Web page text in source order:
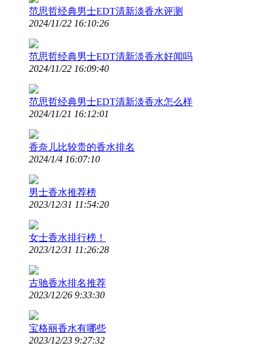
范思哲经典男士EDT清新淡香水评测
2024/11/22 16:10:26
范思哲经典男士EDT清新淡香水好闻吗
2024/11/22 16:09:40
范思哲经典男士EDT清新淡香水怎么样
2024/11/21 16:12:01
香奈儿比较贵的香水排名
2024/1/4 16:07:10
男士香水推荐榜
2023/12/31 11:54:20
女士香水排行榜！
2023/12/31 11:26:28
古驰香水排名推荐
2023/12/26 9:33:30
宝格丽香水有哪些
2023/12/23 9:27:32